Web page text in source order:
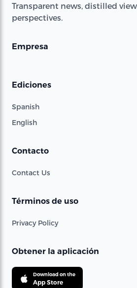
Transparent news, distilled
perspectives.
Empresa
Ediciones
Spanish
English
Contacto
Contact Us
Términos de uso
Privacy Policy
Obtener la aplicación
Download on the
App Store